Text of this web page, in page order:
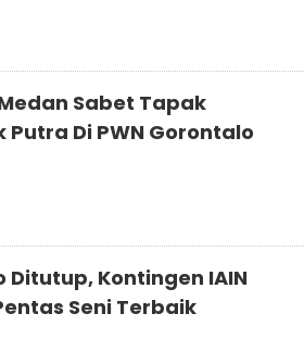
Sabet Tapak
Di PWN Gorontalo
Ditutup, Kontingen IAIN
Seni Terbaik